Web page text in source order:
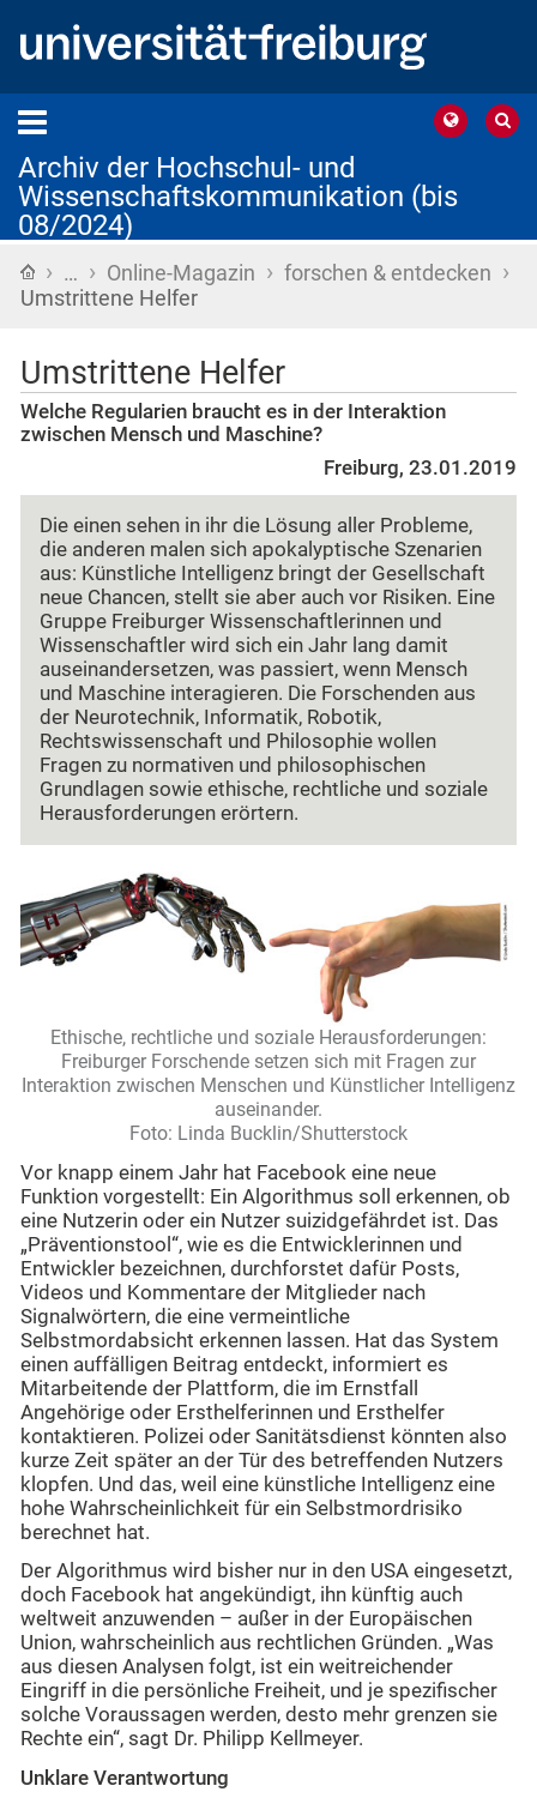
Archiv der Hochschul- und
Wissenschaftskommunikation (bis
08/2024)
Startseite
› … › Online-Magazin › forschen & entdecken ›
Umstrittene Helfer
Umstrittene Helfer
Welche Regularien braucht es in der Interaktion
zwischen Mensch und Maschine?
Freiburg, 23.01.2019
Die einen sehen in ihr die Lösung aller Probleme,
die anderen malen sich apokalyptische Szenarien
aus: Künstliche Intelligenz bringt der Gesellschaft
neue Chancen, stellt sie aber auch vor Risiken. Eine
Gruppe Freiburger Wissenschaftlerinnen und
Wissenschaftler wird sich ein Jahr lang damit
auseinandersetzen, was passiert, wenn Mensch
und Maschine interagieren. Die Forschenden aus
der Neurotechnik, Informatik, Robotik,
Rechtswissenschaft und Philosophie wollen
Fragen zu normativen und philosophischen
Grundlagen sowie ethische, rechtliche und soziale
Herausforderungen erörtern.
Ethische, rechtliche und soziale Herausforderungen:
Freiburger Forschende setzen sich mit Fragen zur
Interaktion zwischen Menschen und Künstlicher Intelligenz
auseinander.
Foto: Linda Bucklin/Shutterstock
Vor knapp einem Jahr hat Facebook eine neue
Funktion vorgestellt: Ein Algorithmus soll erkennen, ob
eine Nutzerin oder ein Nutzer suizidgefährdet ist. Das
„Präventionstool“, wie es die Entwicklerinnen und
Entwickler bezeichnen, durchforstet dafür Posts,
Videos und Kommentare der Mitglieder nach
Signalwörtern, die eine vermeintliche
Selbstmordabsicht erkennen lassen. Hat das System
einen auffälligen Beitrag entdeckt, informiert es
Mitarbeitende der Plattform, die im Ernstfall
Angehörige oder Ersthelferinnen und Ersthelfer
kontaktieren. Polizei oder Sanitätsdienst könnten also
kurze Zeit später an der Tür des betreffenden Nutzers
klopfen. Und das, weil eine künstliche Intelligenz eine
hohe Wahrscheinlichkeit für ein Selbstmordrisiko
berechnet hat.
Der Algorithmus wird bisher nur in den USA eingesetzt,
doch Facebook hat angekündigt, ihn künftig auch
weltweit anzuwenden – außer in der Europäischen
Union, wahrscheinlich aus rechtlichen Gründen. „Was
aus diesen Analysen folgt, ist ein weitreichender
Eingriff in die persönliche Freiheit, und je spezifischer
solche Voraussagen werden, desto mehr grenzen sie
Rechte ein“, sagt Dr. Philipp Kellmeyer.
Unklare Verantwortung